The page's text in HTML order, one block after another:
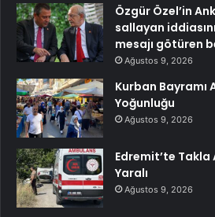
Özgür Özel’in
sallayan
mesajı götüren
Ağustos 9, 2026
Kurban Bayramı
Yoğunluğu
Ağustos 9, 2026
Edremit’te Takla
Yaralı
Ağustos 9, 2026